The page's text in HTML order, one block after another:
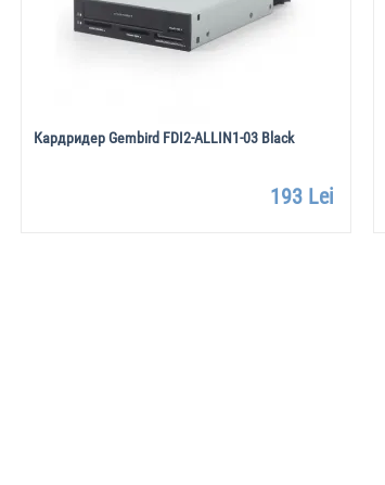
Кардридер Gembird FDI2-ALLIN1-03 Black
193 Lei